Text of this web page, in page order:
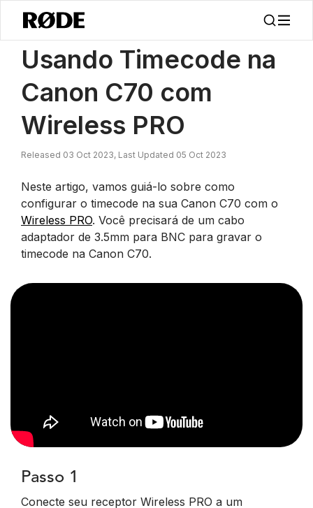
Notícias / Usando Timecode Na Canon C70 Com Wireless PRO
Usando Timecode na
Canon C70 com
Wireless PRO
Released 03 Oct 2023, Last Updated 05 Oct 2023
Neste artigo, vamos guiá-lo sobre como
configurar o timecode na sua Canon C70 com o
Wireless PRO. Você precisará de um cabo
adaptador de 3.5mm para BNC para gravar o
timecode na Canon C70.
Passo 1
Conecte seu receptor Wireless PRO a um